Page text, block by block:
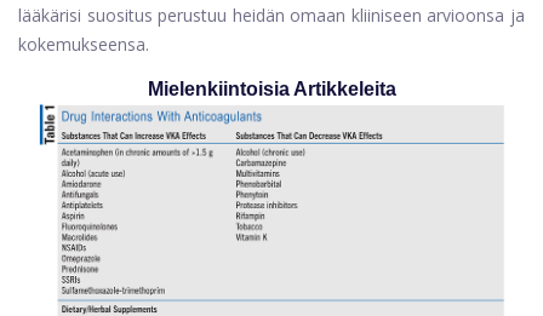
lääkärisi suositus perustuu heidän omaan kliiniseen arvioonsa ja
kokemukseensa.
Mielenkiintoisia Artikkeleita